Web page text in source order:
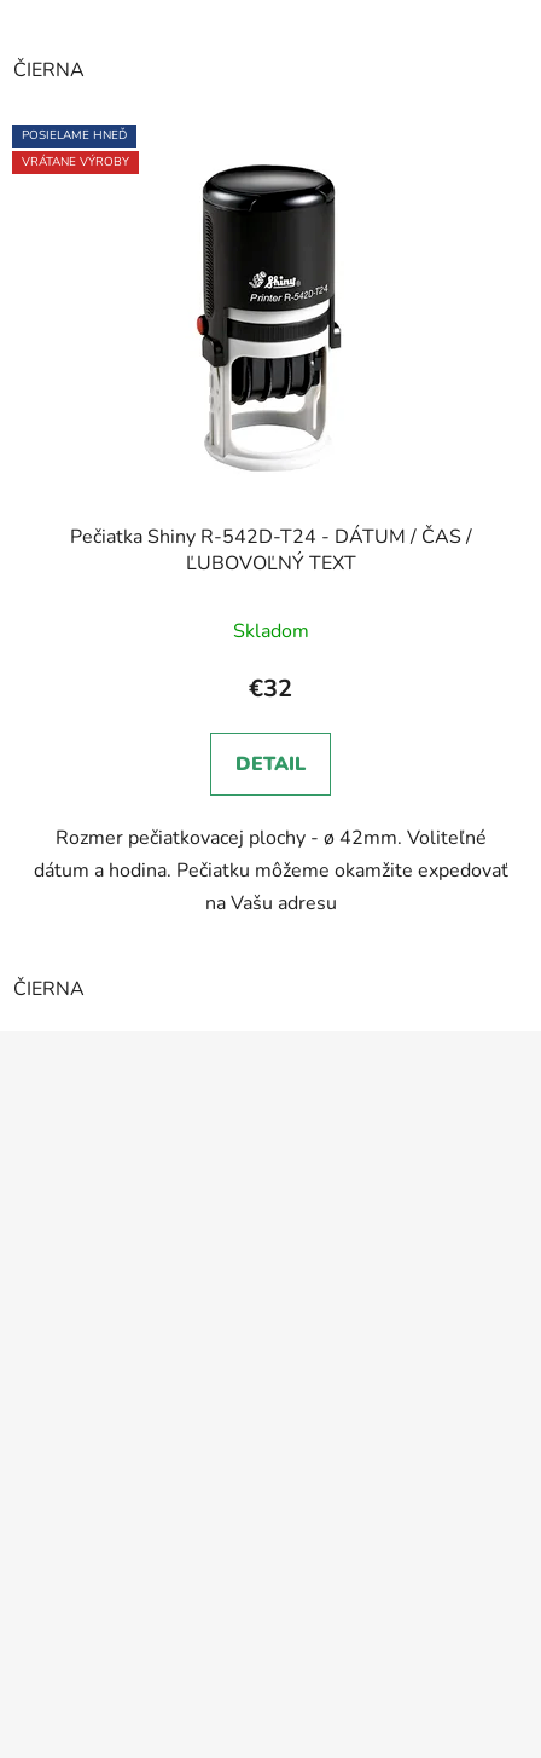
ČIERNA
POSIELAME HNEĎ
VRÁTANE VÝROBY
Pečiatka Shiny R-542D-T24 - DÁTUM / ČAS /
ĽUBOVOĽNÝ TEXT
Skladom
€32
DETAIL
Rozmer pečiatkovacej plochy - ø 42mm. Voliteľné
dátum a hodina. Pečiatku môžeme okamžite expedovať
na Vašu adresu
ČIERNA